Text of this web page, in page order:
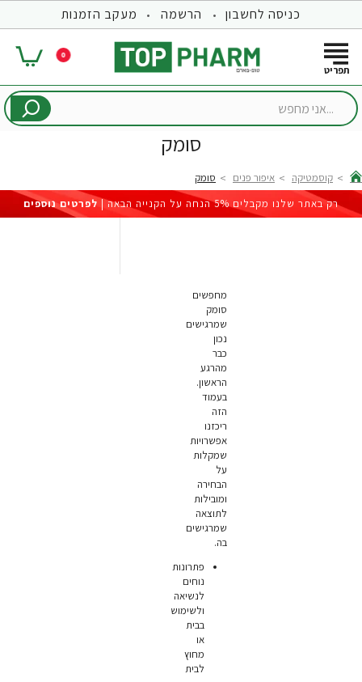
כניסה לחשבון הרשמה מעקב הזמנות
0
...אני
סומק
home
קוסמטיקה איפור פנים
סומק
רק באתר שלנו מקבלים 5% הנחה על הקנייה הבאה |
לפרטים נוספים
מחפשים
סומק
שמרגישים
נכון
כבר
מהרגע
הראשון.
בעמוד
הזה
ריכזנו
אפשרויות
שמקלות
על
הבחירה
ומובילות
לתוצאה
שמרגישים
בה.
פתרונות
נוחים
לנשיאה
ולשימוש
בבית
או
מחוץ
לבית